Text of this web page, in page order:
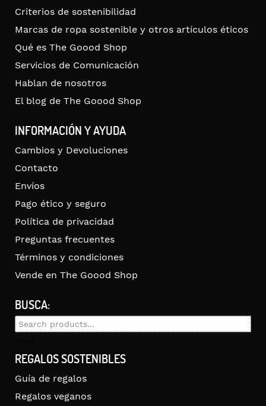
Criterios de sostenibilidad
Marcas de ropa sostenible y otros artículos éticos
Qué es The Goood Shop
Servicios de Comunicación
Hablan de nosotros
El blog de The Goood Shop
INFORMACIÓN Y AYUDA
Cambios y Devoluciones
Contacto
Envíos
Pago ético y seguro
Política de privacidad
Preguntas frecuentes
Términos y condiciones
Vende en The Goood Shop
BUSCA:
Search
REGALOS SOSTENIBLES
Guía de regalos
Regalos veganos